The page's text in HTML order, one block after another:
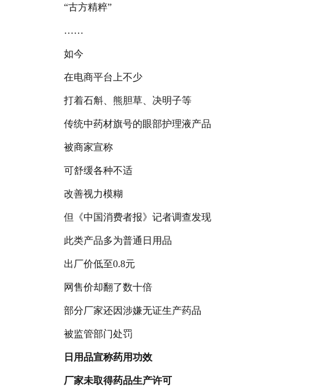
“古方精粹”
……
如今
在电商平台上不少
打着石斛、熊胆草、决明子等
传统中药材旗号的眼部护理液产品
被商家宣称
可舒缓各种不适
改善视力模糊
但《中国消费者报》记者调查发现
此类产品多为普通日用品
出厂价低至0.8元
网售价却翻了数十倍
部分厂家还因涉嫌无证生产药品
被监管部门处罚
日用品宣称药用功效
厂家未取得药品生产许可